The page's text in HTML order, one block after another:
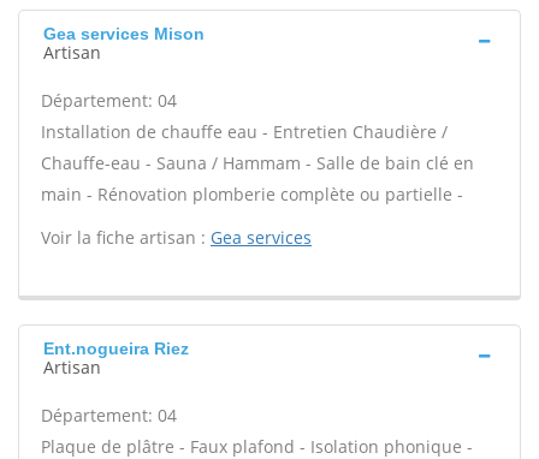
Gea services Mison
Artisan
Département: 04
Installation de chauffe eau - Entretien Chaudière /
Chauffe-eau - Sauna / Hammam - Salle de bain clé en
main - Rénovation plomberie complète ou partielle -
Voir la fiche artisan : Gea services
Ent.nogueira Riez
Artisan
Département: 04
Plaque de plâtre - Faux plafond - Isolation phonique -